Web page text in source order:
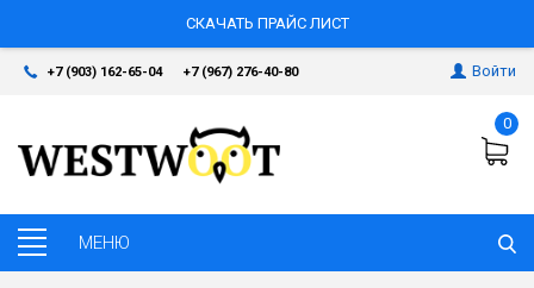
СКАЧАТЬ ПРАЙС ЛИСТ
+7 (903) 162-65-04 +7 (967) 276-40-80 Войти
0